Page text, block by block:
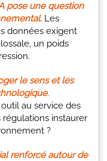
pose une question
Les
données exigent
un poids
le sens et les
.
au service des
régulations instaurer
?
renforcé autour de